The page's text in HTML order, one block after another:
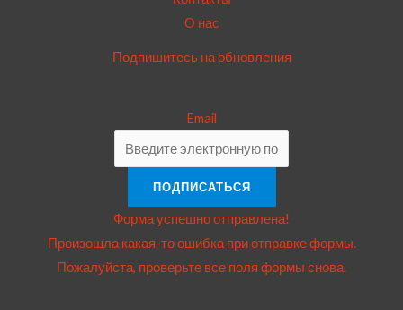
О нас
Подпишитесь на обновления
Email
ПОДПИСАТЬСЯ
Форма успешно отправлена!
Произошла какая-то ошибка при отправке формы.
Пожалуйста, проверьте все поля формы снова.